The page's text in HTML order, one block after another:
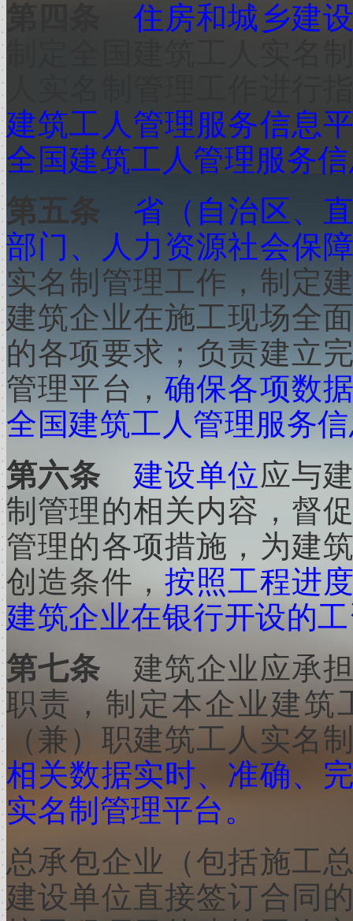
住房和城乡建
建筑工人管理服务信息
全国建筑工人管理服务
第五条 省（自治区、
部门、人力资源社会保
实名制管理工作，制定
建筑企业在施工现场全
的各项要求；负责建立
管理平台， 确保各项数
全国建筑工人管理服务
第六条 建设单位应与
制管理的相关内容，督
管理的各项措施，为建
创造条件， 按照工程进
建筑企业在银行开设的
第七条 建筑企业应承
职责，制定本企业建筑
（兼）职建筑工人实名
相关数据实时、准确、
实名制管理平台。
总承包企业（包括施工
建设单位直接签订合同